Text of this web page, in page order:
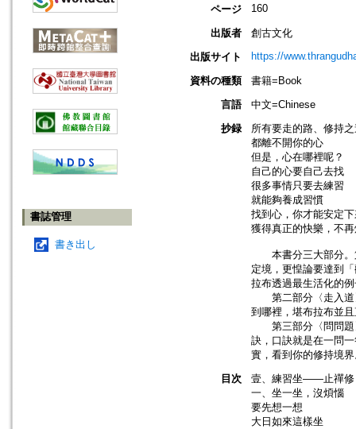
書誌管理
書き出し
ページ 160
出版者
創古文化
出版サイト
https://
資料の種類
書籍=Book
言語
中文=Chinese
抄録
所有要走的路、修持
都離不開你的心
但是，心在哪裡呢？
自己的心要自己去找
很多事情只要去練習
就能夠養成習慣
找到心，你才能安定
獲得真正的快樂，不
本書分三大部分。
定境，更惶論要達到
拉布透過最生活化的
第二部分〈走入道
到哪裡，堪布拉布並
第三部分〈問問題
訣，口訣就是在一問
實，看到你的修持境
目次
壹、練習坐——止禪修
一、坐一坐，沒煩惱
要先想一想
大日如來這樣坐